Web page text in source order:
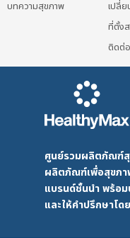
the
บทความสุขภาพ
เปลี่
ที่ตั้งส
ติดต่อ
ศูนย์รวมผลิตภัณฑ์
ผลิตภัณฑ์เพื่อสุขภ
แบรนด์ชั้นนำ พร้อ
และให้คำปรึกษาโ